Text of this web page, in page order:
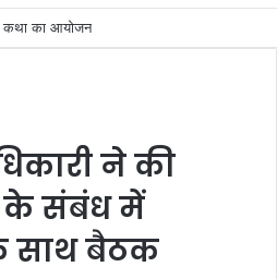
ने की
के संबंध में
साथ बैठक